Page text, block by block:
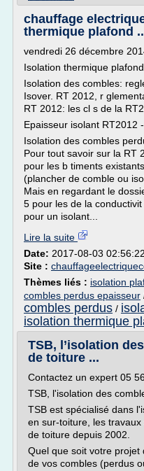
chauffage
thermique plafond
vendredi 26 décembre
Isolation thermique
Isolation des combles:
Isover. RT 2012, r
RT 2012: les cl s de la
Epaisseur isolant RT2012
Isolation des combles
Pour tout savoir sur la RT
pour les b timents
(plancher de comble ou
Mais en regardant le
5 pour les de la
pour un isolant...
Lire la suite
Date: 2017-08-03 02:56:22
Site :
Thèmes liés : isolation
combles perdus epaisseur
combles perdus /
isolation thermique
TSB, l’isolation
de toiture ...
Contactez un expert 05
TSB, l'isolation des
TSB est spécialisé dans
en sur-toiture, les
de toiture depuis 2002.
Quel que soit votre projet
de vos combles (perdus